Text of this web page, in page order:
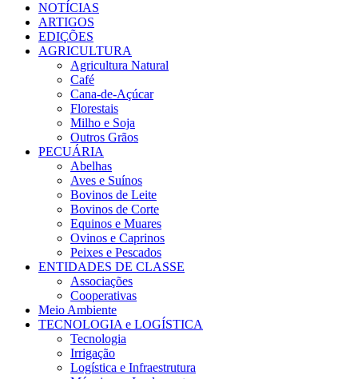
NOTÍCIAS
ARTIGOS
EDIÇÕES
AGRICULTURA
Agricultura Natural
Café
Cana-de-Açúcar
Florestais
Milho e Soja
Outros Grãos
PECUÁRIA
Abelhas
Aves e Suínos
Bovinos de Leite
Bovinos de Corte
Equinos e Muares
Ovinos e Caprinos
Peixes e Pescados
ENTIDADES DE CLASSE
Associações
Cooperativas
Meio Ambiente
TECNOLOGIA e LOGÍSTICA
Tecnologia
Irrigação
Logística e Infraestrutura